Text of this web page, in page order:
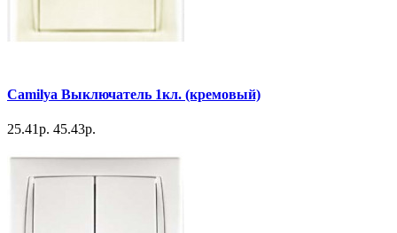
Camilya Выключатель 1кл. (кремовый)
25.41р. 45.43р.